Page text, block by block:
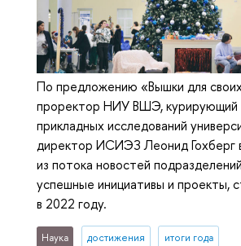
По предложению «Вышки для
проректор НИУ ВШЭ, курирующий
прикладных исследований
директор ИСИЭЗ Леонид Гохберг
из потока новостей
успешные инициативы и проекты,
в 2022 году.
Наука достижения итоги года